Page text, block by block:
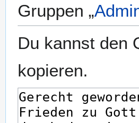
Gruppen „
Du kannst den
kopieren.